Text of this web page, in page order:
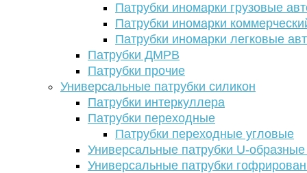
Патрубки иномарки грузовые
Патрубки иномарки
Патрубки иномарки легковые
Патрубки ДМРВ
Патрубки прочие
Универсальные патрубки силикон
Патрубки интеркуллера
Патрубки переходные
Патрубки переходные угловые
Универсальные патрубки U-
Универсальные патрубки